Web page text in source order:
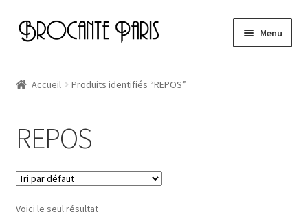
Aller
navigation
Aller
au
Menu
Checkout
My account
Page d’exemple
Accueil Produits identifiés “REPOS”
REPOS
Voici le seul résultat